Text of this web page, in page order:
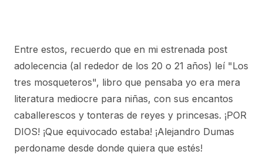
Entre estos, recuerdo que en mi estrenada post
adolecencia (al rededor de los 20 o 21 años) leí "Los
tres mosqueteros", libro que pensaba yo era mera
literatura mediocre para niñas, con sus encantos
caballerescos y tonteras de reyes y princesas. ¡POR
DIOS! ¡Que equivocado estaba! ¡Alejandro Dumas
perdoname desde donde quiera que estés!